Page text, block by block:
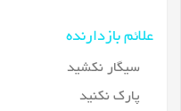
علائم بازدارنده
سیگار نکشید
پارک نکنید